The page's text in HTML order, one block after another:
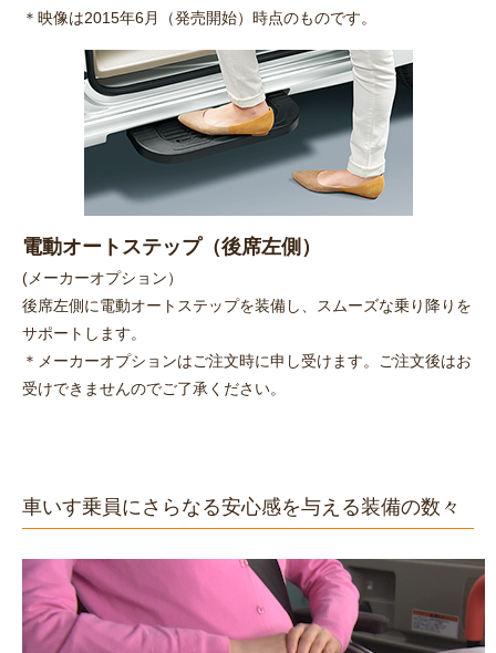
＊映像は2015年6月（発売開始）時点のものです。
電動オートステップ（後席左側）
(メーカーオプション）
後席左側に電動オートステップを装備し、スムーズな乗り降りを
サポートします。
＊メーカーオプションはご注文時に申し受けます。ご注文後はお
受けできませんのでご了承ください。
車いす乗員にさらなる安心感を与える装備の数々